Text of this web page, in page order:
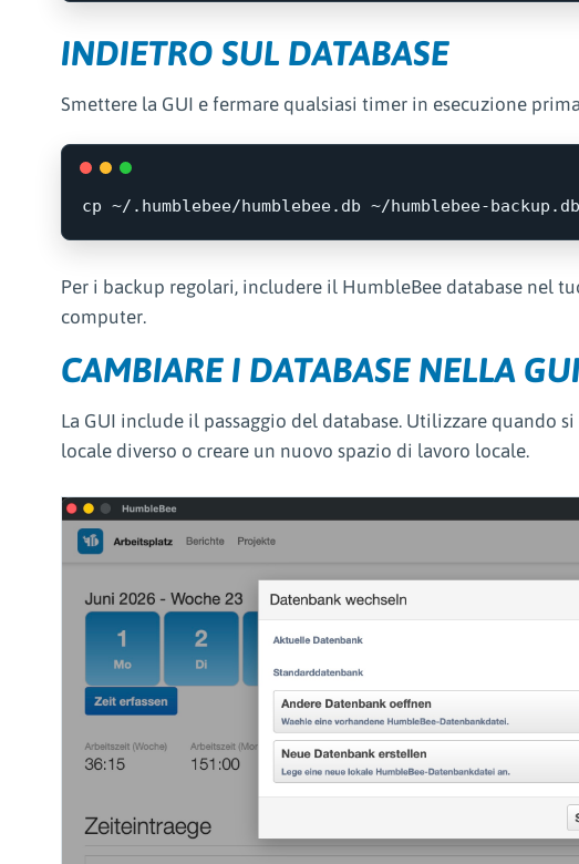
INDIETRO SUL DATABASE
Smettere la GUI e fermare qualsiasi timer in esecuzione
cp
Per i backup regolari, includere il HumbleBee database nel
computer.
CAMBIARE I DATABASE NELLA GUI
La GUI include il passaggio del database. Utilizzare quando
locale diverso o creare un nuovo spazio di lavoro locale.